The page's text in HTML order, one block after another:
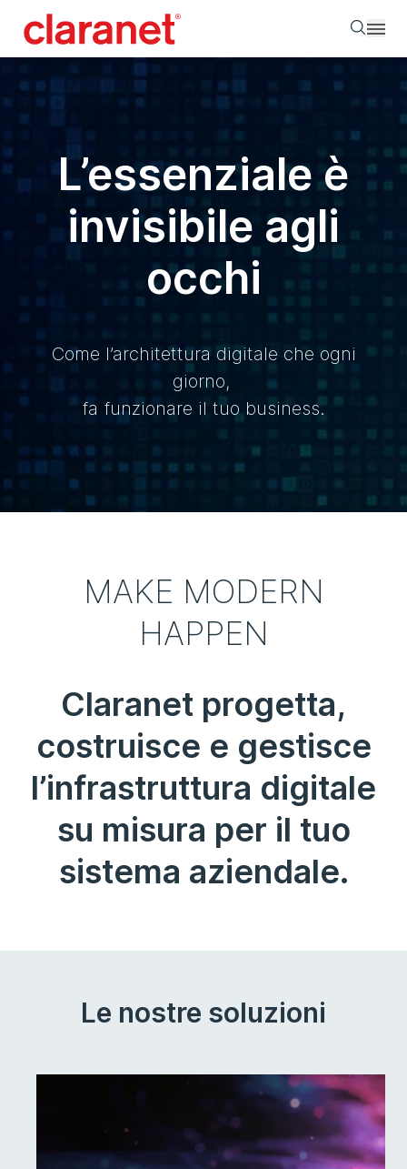
L’essenziale è
invisibile agli
occhi
Come l’architettura digitale che ogni
giorno,
fa funzionare il tuo business.
MAKE MODERN
HAPPEN
Claranet progetta,
costruisce e gestisce
l’infrastruttura digitale
su misura per il tuo
sistema aziendale.
Le nostre soluzioni
1 / SOFTWARE CUSTOM
Progettiamo e sviluppiamo